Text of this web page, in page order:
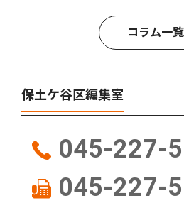
コラム一覧
保土ケ谷区編集室
045-227-
045-227-